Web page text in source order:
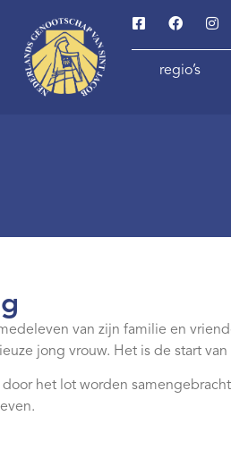
regio’s
van zijn familie en
jong vrouw. Het is de start
het lot worden